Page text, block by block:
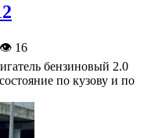
👁 16
бензиновый 2.0
по кузову и по